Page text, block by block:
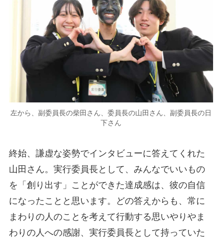
左から、副委員長の柴田さん、委員長の山田さん、副委員長の日
下さん
終始、謙虚な姿勢でインタビューに答えてくれた
山田さん。実行委員長として、みんなでいいもの
を「創り出す」ことができた達成感は、彼の自信
になったことと思います。どの答えからも、常に
まわりの人のことを考えて行動する思いやりやま
わりの人への感謝、実行委員長として持っていた